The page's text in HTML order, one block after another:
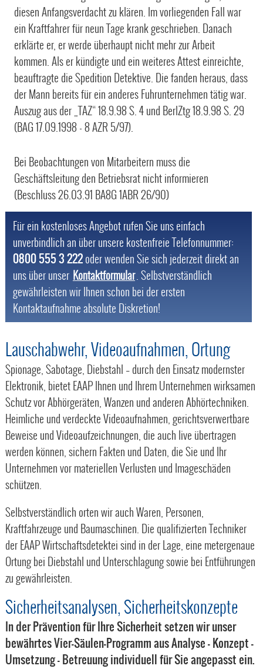
diesen Anfangsverdacht zu klären. Im vorliegenden Fall war
ein Kraftfahrer für neun Tage krank geschrieben. Danach
erklärte er, er werde überhaupt nicht mehr zur Arbeit
kommen. Als er kündigte und ein weiteres Attest einreichte,
beauftragte die Spedition Detektive. Die fanden heraus, dass
der Mann bereits für ein anderes Fuhrunternehmen tätig war.
Auszug aus der „TAZ“ 18.9.98 S. 4 und BerlZtg 18.9.98 S. 29
(BAG 17.09.1998 - 8 AZR 5/97).
Bei Beobachtungen von Mitarbeitern muss die
Geschäftsleitung den Betriebsrat nicht informieren
(Beschluss 26.03.91 BA8G 1ABR 26/90)
Für ein kostenloses Angebot rufen Sie uns einfach
unverbindlich an über unsere kostenfreie Telefonnummer:
0800 555 3 222oder wenden Sie sich jederzeit direkt an
uns über unser Kontaktformular. Selbstverständlich
gewährleisten wir Ihnen schon bei der ersten
Kontaktaufnahme absolute Diskretion!
Lauschabwehr, Videoaufnahmen, Ortung
Spionage, Sabotage, Diebstahl – durch den Einsatz modernster
Elektronik, bietet EAAP Ihnen und Ihrem Unternehmen wirksamen
Schutz vor Abhörgeräten, Wanzen und anderen Abhörtechniken.
Heimliche und verdeckte Videoaufnahmen, gerichtsverwertbare
Beweise und Videoaufzeichnungen, die auch live übertragen
werden können, sichern Fakten und Daten, die Sie und Ihr
Unternehmen vor materiellen Verlusten und Imageschäden
schützen.
Selbstverständlich orten wir auch Waren, Personen,
Kraftfahrzeuge und Baumaschinen. Die qualifizierten Techniker
der EAAP Wirtschaftsdetektei sind in der Lage, eine metergenaue
Ortung bei Diebstahl und Unterschlagung sowie bei Entführungen
zu gewährleisten.
Sicherheitsanalysen, Sicherheitskonzepte
In der Prävention für Ihre Sicherheit setzen wir unser
bewährtes Vier-Säulen-Programm aus Analyse – Konzept –
Umsetzung - Betreuung individuell für Sie angepasst ein.